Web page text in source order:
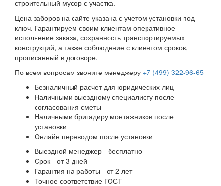
строительный мусор с участка.
Цена заборов на сайте указана с учетом установки под
ключ. Гарантируем своим клиентам оперативное
исполнение заказа, сохранность транспортируемых
конструкций, а также соблюдение с клиентом сроков,
прописанный в договоре.
По всем вопросам звоните менеджеру +7 (499) 322-96-65
Безналичный расчет для юридических лиц
Наличными выездному специалисту после
согласования сметы
Наличными бригадиру монтажников после
установки
Онлайн переводом после установки
Выездной менеджер - бесплатно
Срок - от 3 дней
Гарантия на работы - от 2 лет
Точное соответствие ГОСТ